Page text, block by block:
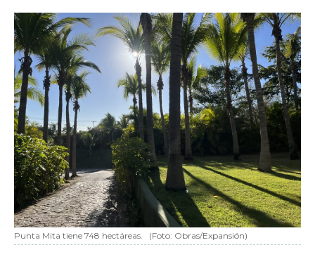
Punta Mita tiene 748 hectáreas. (Foto: Obras/Expansión)